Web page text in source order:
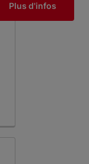
Plus d'infos